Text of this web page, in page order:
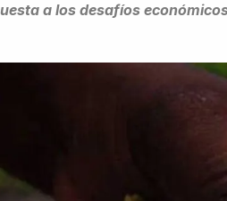
a los desafíos